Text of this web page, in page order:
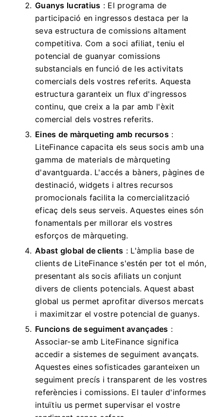
Guanys lucratius : El programa de
participació en ingressos destaca per la
seva estructura de comissions altament
competitiva. Com a soci afiliat, teniu el
potencial de guanyar comissions
substancials en funció de les activitats
comercials dels vostres referits. Aquesta
estructura garanteix un flux d'ingressos
continu, que creix a la par amb l'èxit
comercial dels vostres referits.
Eines de màrqueting amb recursos :
LiteFinance capacita els seus socis amb una
gamma de materials de màrqueting
d'avantguarda. L'accés a bàners, pàgines de
destinació, widgets i altres recursos
promocionals facilita la comercialització
eficaç dels seus serveis. Aquestes eines són
fonamentals per millorar els vostres
esforços de màrqueting.
Abast global de clients : L'àmplia base de
clients de LiteFinance s'estén per tot el món,
presentant als socis afiliats un conjunt
divers de clients potencials. Aquest abast
global us permet aprofitar diversos mercats
i maximitzar el vostre potencial de guanys.
Funcions de seguiment avançades :
Associar-se amb LiteFinance significa
accedir a sistemes de seguiment avançats.
Aquestes eines sofisticades garanteixen un
seguiment precís i transparent de les vostres
referències i comissions. El tauler d'informes
intuïtiu us permet supervisar el vostre